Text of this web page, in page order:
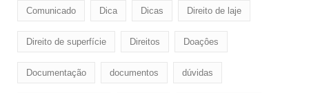
Comunicado Dica Dicas Direito de laje
Direito de superfície Direitos Doaçôes
Documentação documentos dúvidas